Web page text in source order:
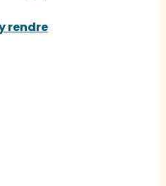
rendre